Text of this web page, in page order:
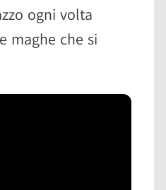
ogni volta
maghe che si